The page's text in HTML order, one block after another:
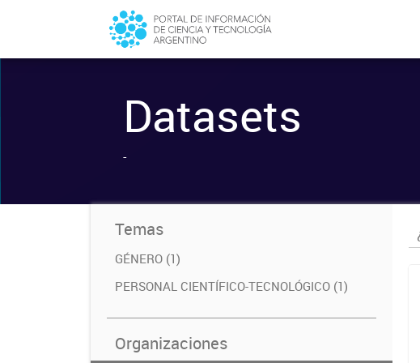
Datasets
-
Temas
GÉNERO (1)
PERSONAL CIENTÍFICO-TECNOLÓGICO (1)
Organizaciones